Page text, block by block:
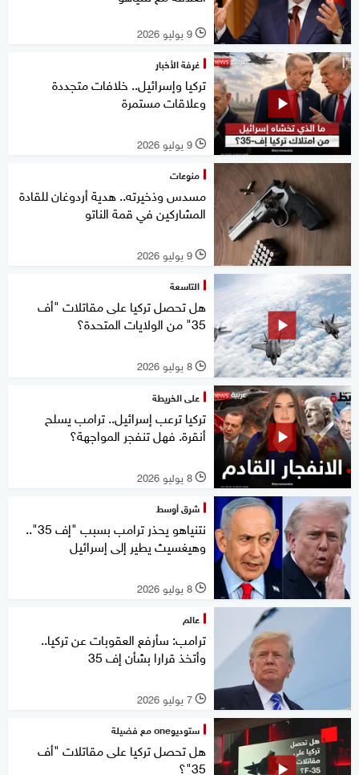
l 9 يوليو 2026
غرفة الأخبار
تركيا وإسرائيل.. خلافات متجددة
وعلاقات مستمرة
l 9 يوليو 2026
منوعات
مسدس وذخيرته.. هدية أردوغان للقادة
المشاركين في قمة الناتو
l 9 يوليو 2026
التاسعة
هل تحصل تركيا على مقاتلات "أف
35" من الولايات المتحدة؟
l 8 يوليو 2026
على الخريطة
تركيا ترعب إسرائيل.. ترامب يسلح
أنقرة. فهل تنفجر المواجهة؟
l 8 يوليو 2026
شرق أوسط
نتنياهو يحذر ترامب بسبب "إف 35"..
وهيغسيث يطير إلى إسرائيل
l 8 يوليو 2026
عالم
ترامب: سأرفع العقوبات عن تركيا..
وأتخذ قرارا بشأن إف 35
l 7 يوليو 2026
ستوديوone مع فضيلة
هل تحصل تركيا على مقاتلات "أف
35"؟